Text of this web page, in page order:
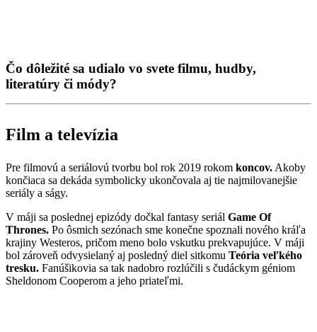
Čo dôležité sa udialo vo svete filmu, hudby,
literatúry či módy?
Film a televízia
Pre filmovú a seriálovú tvorbu bol rok 2019 rokom koncov. Akoby
končiaca sa dekáda symbolicky ukončovala aj tie najmilovanejšie
seriály a ságy.
V máji sa poslednej epizódy dočkal fantasy seriál Game Of
Thrones. Po ôsmich sezónach sme konečne spoznali nového kráľa
krajiny Westeros, pričom meno bolo vskutku prekvapujúce. V máji
bol zároveň odvysielaný aj posledný diel sitkomu Teória veľkého
tresku. Fanúšikovia sa tak nadobro rozlúčili s čudáckym géniom
Sheldonom Cooperom a jeho priateľmi.